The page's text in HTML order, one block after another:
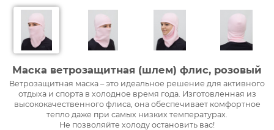
Маска ветрозащитная (шлем) флис, розовый
Ветрозащитная маска – это идеальное решение для активного
отдыха и спорта в холодное время года. Изготовленная из
высококачественного флиса, она обеспечивает комфортное
тепло даже при самых низких температурах.
Не позволяйте холоду остановить вас!